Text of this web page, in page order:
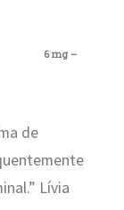
6 mg –
de
Lívia